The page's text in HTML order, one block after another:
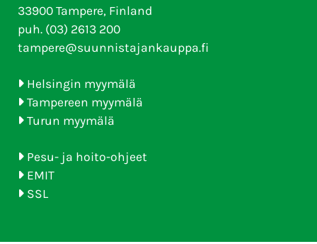
33900 Tampere, Finland
puh. (03) 2613 200
tampere@suunnistajankauppa.fi
Helsingin myymälä
Tampereen myymälä
Turun myymälä
Pesu- ja hoito-ohjeet
EMIT
SSL